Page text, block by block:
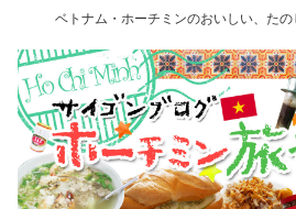
ベトナム・ホーチミンのおいしい、た